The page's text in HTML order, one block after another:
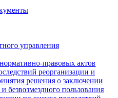
управления
правовых актов
реорганизации и
решения о заключении
пользования